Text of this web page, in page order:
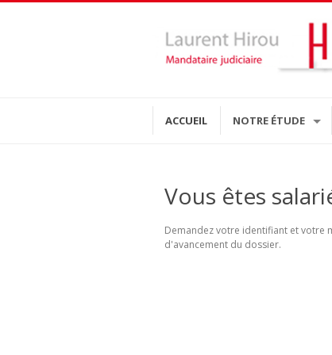
ACCUEIL NOTRE ÉTUDE
Vous êtes
Demandez votre identifiant et votre
d'avancement du dossier.